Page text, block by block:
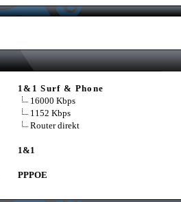
1&1 Surf & Phone
16000 Kbps
1152 Kbps
Router direkt
1&1
PPPOE